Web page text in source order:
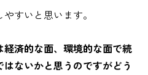
すいと思います。
済的な面、環境的な面で続
ないかと思うのですがどう